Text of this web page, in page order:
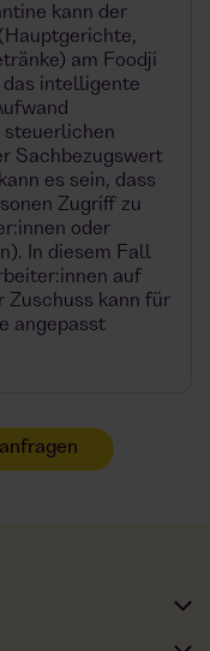
kann der
am Foodji
intelligente
Sachbezugswert
es sein, dass
Zugriff zu
oder
In diesem Fall
auf
Zuschuss kann für
angepasst